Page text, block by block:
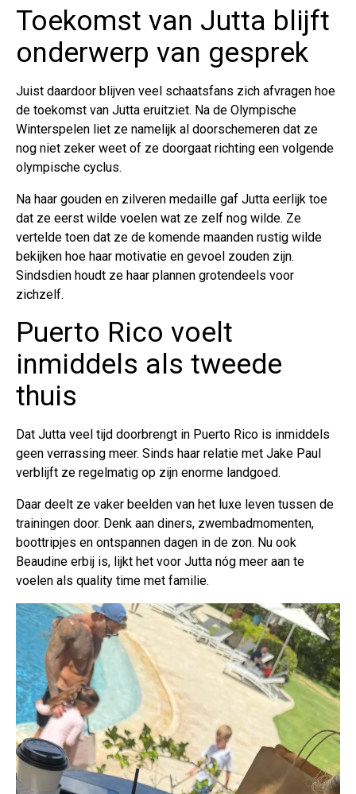
Toekomst van Jutta blijft
onderwerp van gesprek
Juist daardoor blijven veel schaatsfans zich afvragen hoe
de toekomst van Jutta eruitziet. Na de Olympische
Winterspelen liet ze namelijk al doorschemeren dat ze
nog niet zeker weet of ze doorgaat richting een volgende
olympische cyclus.
Na haar gouden en zilveren medaille gaf Jutta eerlijk toe
dat ze eerst wilde voelen wat ze zelf nog wilde. Ze
vertelde toen dat ze de komende maanden rustig wilde
bekijken hoe haar motivatie en gevoel zouden zijn.
Sindsdien houdt ze haar plannen grotendeels voor
zichzelf.
Puerto Rico voelt
inmiddels als tweede
thuis
Dat Jutta veel tijd doorbrengt in Puerto Rico is inmiddels
geen verrassing meer. Sinds haar relatie met Jake Paul
verblijft ze regelmatig op zijn enorme landgoed.
Daar deelt ze vaker beelden van het luxe leven tussen de
trainingen door. Denk aan diners, zwembadmomenten,
boottripjes en ontspannen dagen in de zon. Nu ook
Beaudine erbij is, lijkt het voor Jutta nóg meer aan te
voelen als quality time met familie.